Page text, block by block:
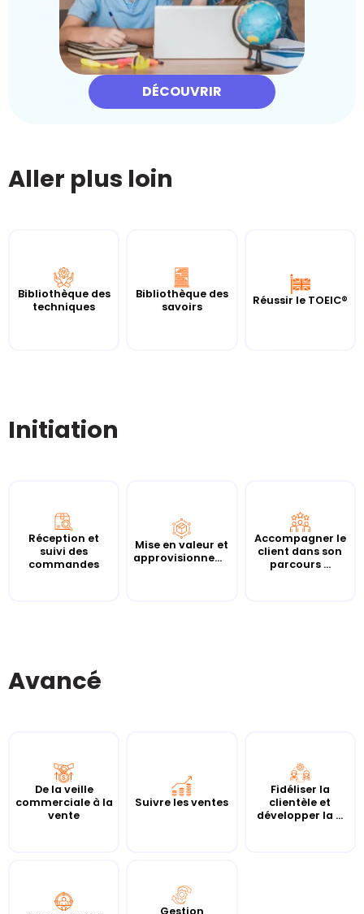
DÉCOUVRIR
Aller plus loin
Bibliothèque des
techniques
Bibliothèque des
savoirs
Réussir le TOEIC®
Initiation
Réception et
suivi des
commandes
Mise en valeur et
approvisionnement
Accompagner le
client dans son
parcours ...
Avancé
De la veille
commerciale à la
vente
Suivre les ventes
Fidéliser la
clientèle et
développer la ...
Gestion